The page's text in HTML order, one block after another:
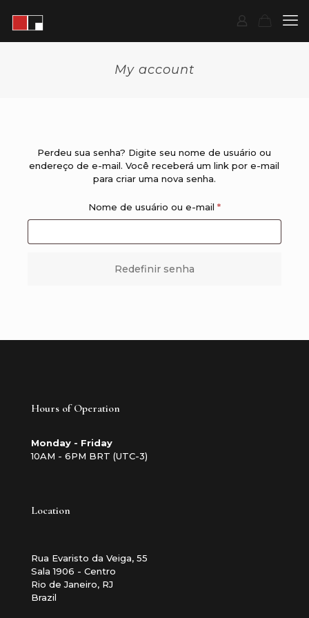
My account
Perdeu sua senha? Digite seu nome de usuário ou
endereço de e-mail. Você receberá um link por e-mail
para criar uma nova senha.
Nome de usuário ou e-mail *Obrigatório
Redefinir senha
Hours of Operation
Monday - Friday
10AM - 6PM BRT (UTC-3)
Location
Rua Evaristo da Veiga, 55
Sala 1906 - Centro
Rio de Janeiro, RJ
Brazil